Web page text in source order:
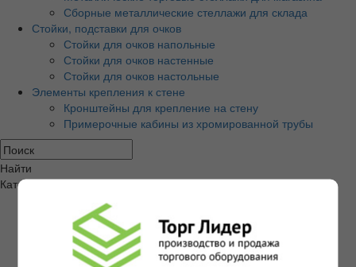
Сборные металлические стеллажи для склада
Стойки, подставки для очков
Стойки для очков напольные
Стойки для очков настенные
Стойки для очков настольные
Элементы крепления к стене
Кронштейны для крепление на стену
Примерочные кабины из хромированной трубы
Найти
Категории товаров
Экономпанели и аксессуары